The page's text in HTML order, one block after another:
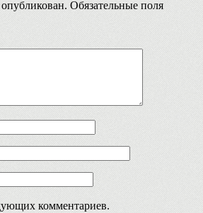
Обязательные поля
комментариев.